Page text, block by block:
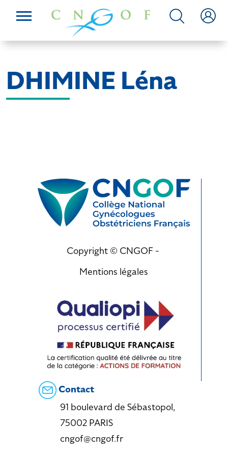
DHIMINE Léna
Copyright © CNGOF -
Mentions légales
Contact
91 boulevard de Sébastopol,
75002 PARIS
cngof@cngof.fr